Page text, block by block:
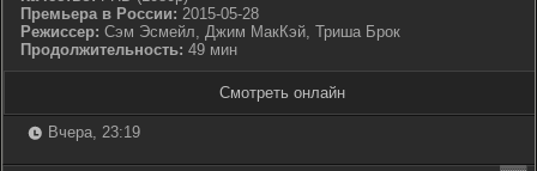
Премьера в России: 2015-05-28
Режиссер: Сэм Эсмейл, Джим МакКэй, Триша Брок
Продолжительность: 49 мин
Смотреть онлайн
Вчера, 23:19